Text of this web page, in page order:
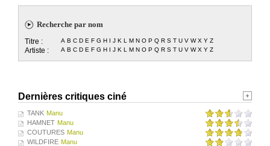
Recherche par nom
Titre : A B C D E F G H I J K L M N O P Q R S T U V W X Y Z
Artiste : A B C D E F G H I J K L M N O P Q R S T U V W X Y Z
Dernières critiques ciné
TANK Manu
HAMNET Manu
COUTURES Manu
WILDFIRE Manu